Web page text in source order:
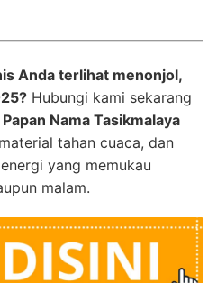
Anda terlihat menonjol,
Hubungi kami sekarang
Nama Tasikmalaya
tahan cuaca, dan
yang memukau
malam.